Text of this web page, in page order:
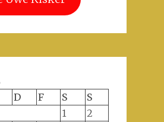
D F S
S
1
2